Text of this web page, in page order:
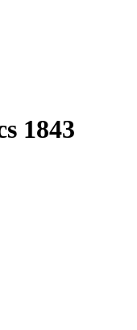
1843